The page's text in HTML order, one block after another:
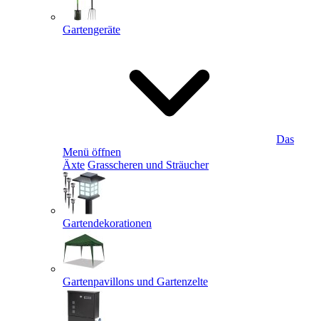
Gartengeräte
Das
Menü öffnen
Äxte Grasscheren und Sträucher
Gartendekorationen
Gartenpavillons und Gartenzelte